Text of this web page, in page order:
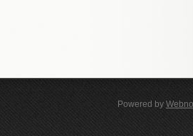
Powered by